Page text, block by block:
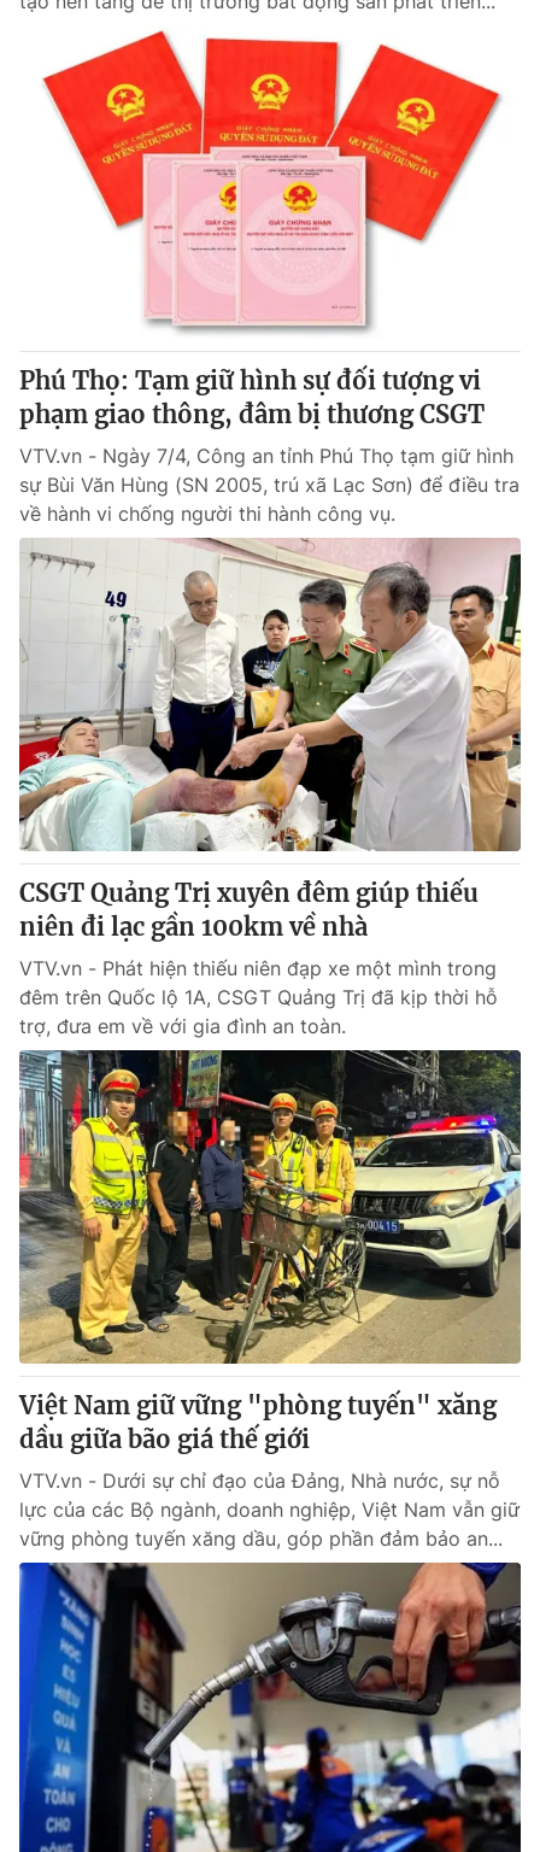
Phú Thọ: Tạm giữ hình sự đối tượng vi
phạm giao thông, đâm bị thương CSGT
VTV.vn - Ngày 7/4, Công an tỉnh Phú Thọ tạm giữ hình
sự Bùi Văn Hùng (SN 2005, trú xã Lạc Sơn) để điều tra
về hành vi chống người thi hành công vụ.
CSGT Quảng Trị xuyên đêm giúp thiếu
niên đi lạc gần 100km về nhà
VTV.vn - Phát hiện thiếu niên đạp xe một mình trong
đêm trên Quốc lộ 1A, CSGT Quảng Trị đã kịp thời hỗ
trợ, đưa em về với gia đình an toàn.
Việt Nam giữ vững "phòng tuyến" xăng
dầu giữa bão giá thế giới
VTV.vn - Dưới sự chỉ đạo của Đảng, Nhà nước, sự nỗ
lực của các Bộ ngành, doanh nghiệp, Việt Nam vẫn giữ
vững phòng tuyến xăng dầu, góp phần đảm bảo an...